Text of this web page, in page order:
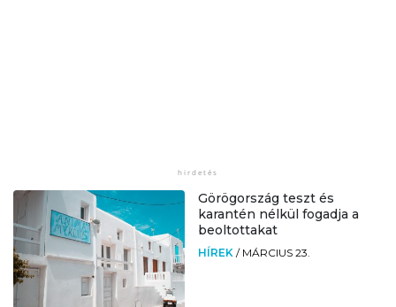
Görögország teszt és
karantén nélkül fogadja a
beoltottakat
HÍREK / MÁRCIUS 23.